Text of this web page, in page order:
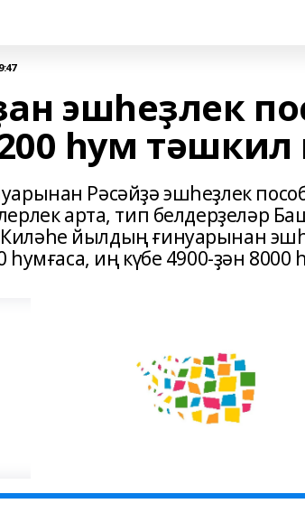
эшһеҙлек
һум тәшкил
Рәсәйҙә эшһеҙлек
арта, тип белдерҙеләр
йылдың ғинуарынан
иң күбе 4900-ҙән